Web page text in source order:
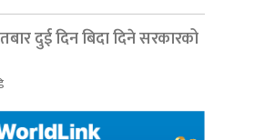
दुई दिन बिदा दिने सरकारको